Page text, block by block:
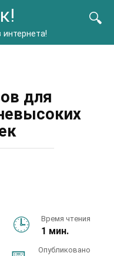
для
Время чтения
1 мин.
Опубликовано